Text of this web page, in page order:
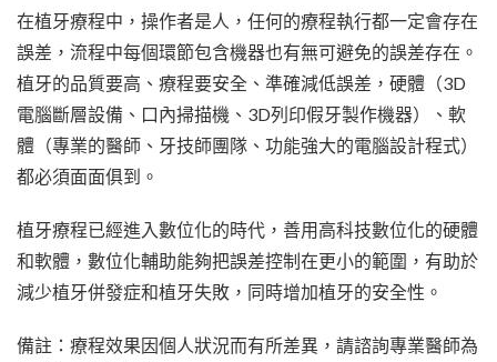
在植牙療程中，操作者是人，任何的療程執行都一定會存在
誤差，流程中每個環節包含機器也有無可避免的誤差存在。
植牙的品質要高、療程要安全、準確減低誤差，硬體（3D
電腦斷層設備、口內掃描機、3D列印假牙製作機器）、軟
體（專業的醫師、牙技師團隊、功能強大的電腦設計程式）
都必須面面俱到。
植牙療程已經進入數位化的時代，善用高科技數位化的硬體
和軟體，數位化輔助能夠把誤差控制在更小的範圍，有助於
減少植牙併發症和植牙失敗，同時增加植牙的安全性。
備註：療程效果因個人狀況而有所差異，請諮詢專業醫師為